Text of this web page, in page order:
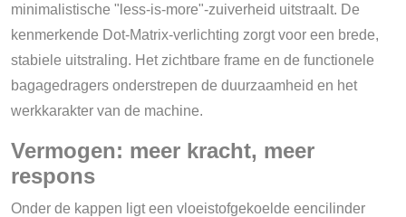
minimalistische "less-is-more"-zuiverheid uitstraalt. De
kenmerkende Dot-Matrix-verlichting zorgt voor een brede,
stabiele uitstraling. Het zichtbare frame en de functionele
bagagedragers onderstrepen de duurzaamheid en het
werkkarakter van de machine.
Vermogen: meer kracht, meer
respons
Onder de kappen ligt een vloeistofgekoelde eencilinder